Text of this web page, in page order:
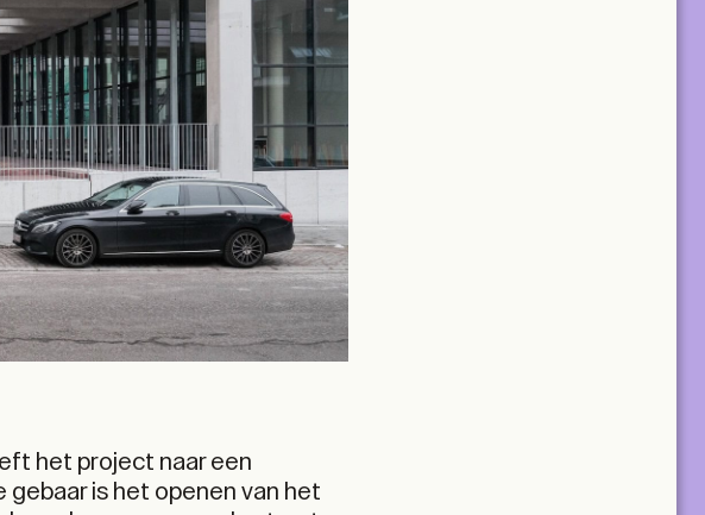
het project naar een
is het openen van het